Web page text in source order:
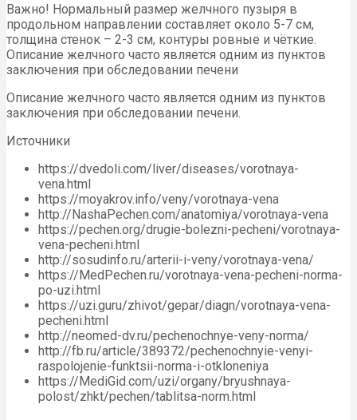
Важно! Нормальный размер желчного пузыря в
продольном направлении составляет около 5-7 см,
толщина стенок – 2-3 см, контуры ровные и чёткие.
Описание желчного часто является одним из пунктов
заключения при обследовании печени
Описание желчного часто является одним из пунктов
заключения при обследовании печени.
Источники
https://dvedoli.com/liver/diseases/vorotnaya-
vena.html
https://moyakrov.info/veny/vorotnaya-vena
http://NashaPechen.com/anatomiya/vorotnaya-vena
https://pechen.org/drugie-bolezni-pecheni/vorotnaya-
vena-pecheni.html
http://sosudinfo.ru/arterii-i-veny/vorotnaya-vena/
https://MedPechen.ru/vorotnaya-vena-pecheni-norma-
po-uzi.html
https://uzi.guru/zhivot/gepar/diagn/vorotnaya-vena-
pecheni.html
http://neomed-dv.ru/pechenochnye-veny-norma/
http://fb.ru/article/389372/pechenochnyie-venyi-
raspolojenie-funktsii-norma-i-otkloneniya
https://MediGid.com/uzi/organy/bryushnaya-
polost/zhkt/pechen/tablitsa-norm.html